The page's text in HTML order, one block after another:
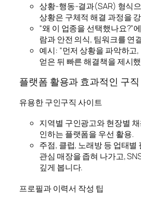
상황-행동-결과(SAR) 형식
상황은 구체적 해결 과정을
“왜 이 업종을 선택했나요?”
람과 안전 의식, 팀워크를 연
예시: “먼저 상황을 파악하고
얻은 뒤 빠른 해결책을 제시
플랫폼 활용과 효과적인 구
유용한 구인구직 사이트
지역별 구인광고와 현장별
인하는 플랫폼을 우선 활용.
주점, 클럽, 노래방 등 업태별
관심 매장을 좁혀 나가고,
깊게 봅니다.
프로필과 이력서 작성 팁